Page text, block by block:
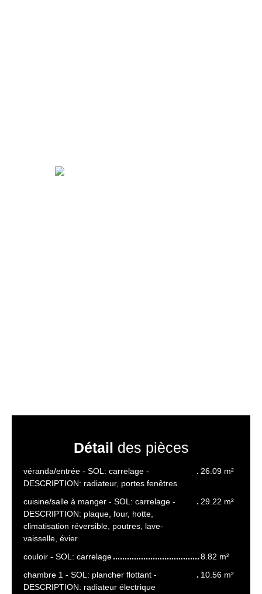
Détail des pièces
véranda/entrée - SOL: carrelage -
DESCRIPTION: radiateur, portes fenêtres
26.09 m²
cuisine/salle à manger - SOL: carrelage -
DESCRIPTION: plaque, four, hotte,
climatisation réversible, poutres, lave-
vaisselle, évier
29.22 m²
couloir - SOL: carrelage
8.82 m²
chambre 1 - SOL: plancher flottant -
DESCRIPTION: radiateur électrique
10.56 m²